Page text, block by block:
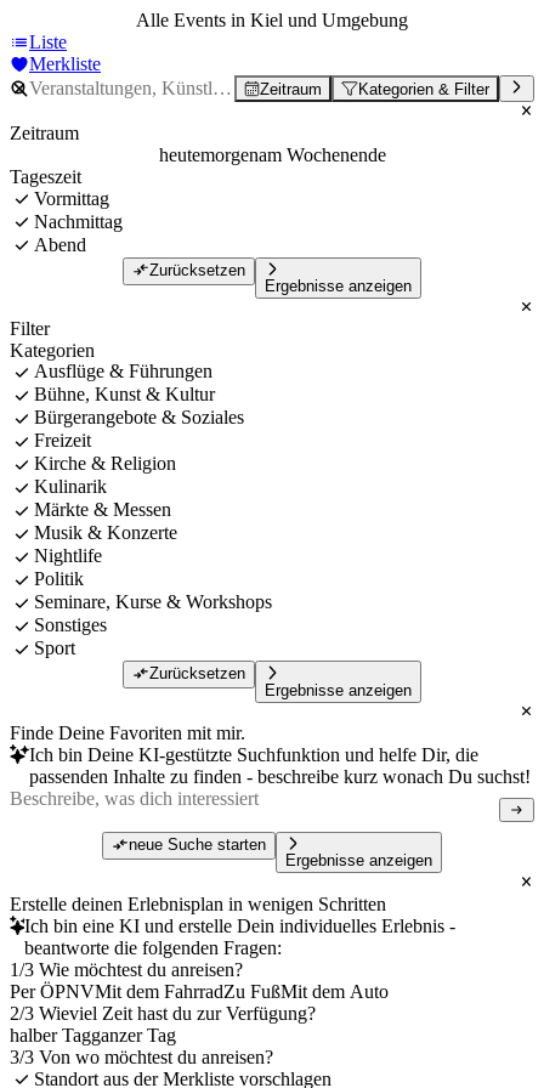
Alle Events in Kiel und Umgebung
Liste
Merkliste
Zeitraum Kategorien & Filter
Zeitraum
heutemorgenam Wochenende
Tageszeit
Vormittag
Nachmittag
Abend
Zurücksetzen
Ergebnisse anzeigen
Filter
Kategorien
Ausflüge & Führungen
Bühne, Kunst & Kultur
Bürgerangebote & Soziales
Freizeit
Kirche & Religion
Kulinarik
Märkte & Messen
Musik & Konzerte
Nightlife
Politik
Seminare, Kurse & Workshops
Sonstiges
Sport
Zurücksetzen
Ergebnisse anzeigen
Finde Deine Favoriten mit mir.
Ich bin Deine KI-gestützte Suchfunktion und helfe Dir, die
passenden Inhalte zu finden - beschreibe kurz wonach Du suchst!
neue Suche starten
Ergebnisse anzeigen
Erstelle deinen Erlebnisplan in wenigen Schritten
Ich bin eine KI und erstelle Dein individuelles Erlebnis -
beantworte die folgenden Fragen:
1/3 Wie möchtest du anreisen?
Per ÖPNVMit dem FahrradZu FußMit dem Auto
2/3 Wieviel Zeit hast du zur Verfügung?
halber Tagganzer Tag
3/3 Von wo möchtest du anreisen?
Standort aus der Merkliste vorschlagen